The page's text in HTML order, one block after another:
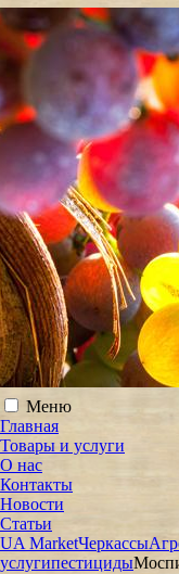
Меню
Главная
Товары и услуги
О нас
Контакты
Новости
Статьи
UA MarketЧеркассы
услугипестициды